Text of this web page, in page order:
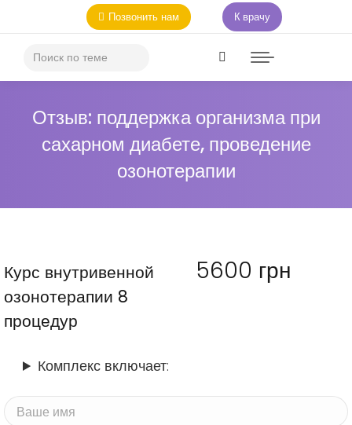
Позвонить нам К врачу
Отзыв: поддержка организма при
сахарном диабете, проведение
озонотерапии
Курс внутривенной
озонотерапии 8
процедур
5600 грн
Комплекс включает: